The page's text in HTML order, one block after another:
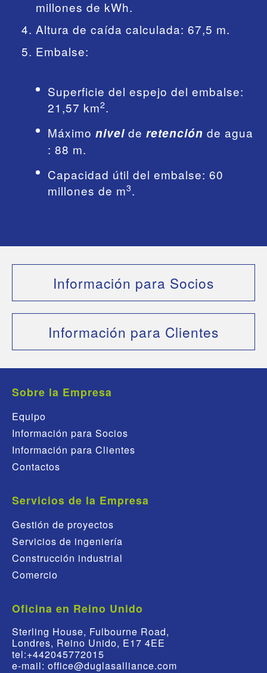
millones de kWh.
Altura de caída calculada: 67,5 m.
Embalse:
Superficie del espejo del embalse:
21,57 km2.
Máximo nivel de retención de agua
: 88 m.
Capacidad útil del embalse: 60
millones de m3.
Información para Socios
Información para Clientes
Sobre la Empresa
Equipo
Información para Socios
Información para Clientes
Contactos
Servicios de la Empresa
Gestión de proyectos
Servicios de ingeniería
Construcción industrial
Comercio
Oficina en Reino Unido
Sterling House, Fulbourne Road,
Londres, Reino Unido, E17 4EE
tel:+442045772015
e-mail: office@duglasalliance.com